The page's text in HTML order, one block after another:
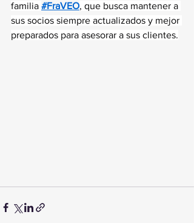
familia #FraVEO, que busca mantener a
sus socios siempre actualizados y mejor
preparados para asesorar a sus clientes.